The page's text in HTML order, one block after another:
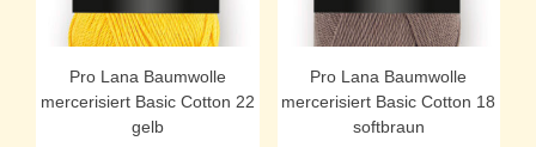
Pro Lana Baumwolle
mercerisiert Basic Cotton 22
gelb
Pro Lana Baumwolle
mercerisiert Basic Cotton 18
softbraun